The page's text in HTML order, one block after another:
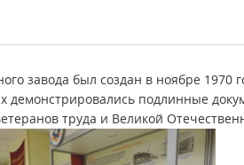
завода был создан в ноябре 1970
демонстрировались подлинные
труда и Великой